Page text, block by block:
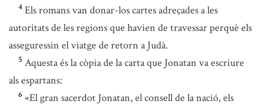
4 Els romans van donar-los cartes adreçades a les
autoritats de les regions que havien de travessar perquè els
asseguressin el viatge de retorn a Judà.
5 Aquesta és la còpia de la carta que Jonatan va escriure
als espartans:
6 «El gran sacerdot Jonatan, el consell de la nació, els